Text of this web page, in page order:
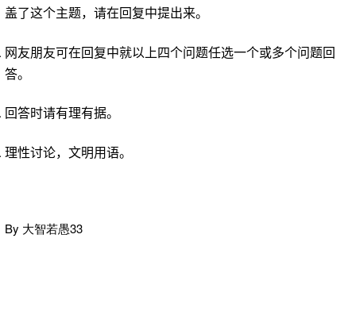
盖了这个主题，请在回复中提出来。
网友朋友可在回复中就以上四个问题任选一个或多个问题回
答。
回答时请有理有据。
理性讨论，文明用语。
By 大智若愚33